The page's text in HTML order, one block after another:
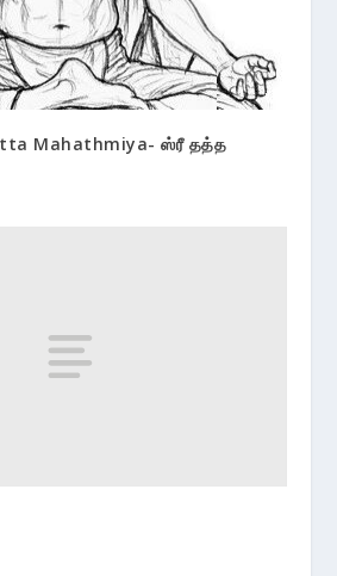
Mahathmiya- ஸ்ரீ தத்த